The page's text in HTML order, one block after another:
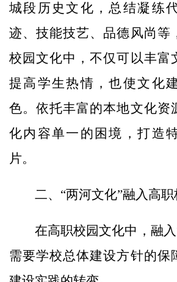
城段历史文化，总结凝练
迹、技能技艺、品德风尚等
校园文化中，不仅可以丰富
提高学生热情，也使文化
色。依托丰富的本地文化资
化内容单一的困境，打造
片。
二、“两河文化”融入高职
在高职校园文化中，融入
需要学校总体建设方针的保